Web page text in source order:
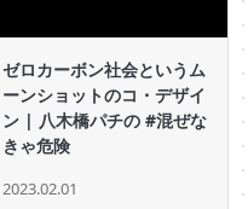
ゼロカーボン社会というム
ーンショットのコ・デザイ
ン | 八木橋パチの #混ぜな
きゃ危険
2023.02.01